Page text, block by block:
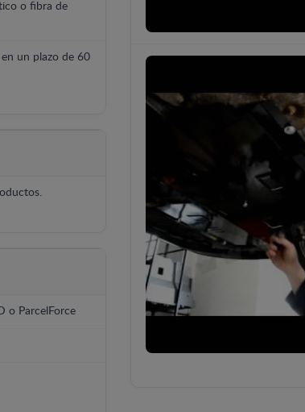
o fibra de
un plazo de 60
o ParcelForce